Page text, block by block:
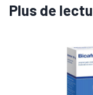
Plus de